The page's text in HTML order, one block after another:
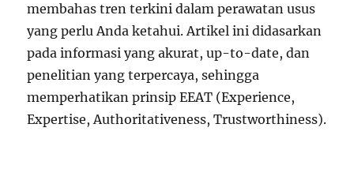
membahas tren terkini dalam perawatan usus
yang perlu Anda ketahui. Artikel ini didasarkan
pada informasi yang akurat, up-to-date, dan
penelitian yang terpercaya, sehingga
memperhatikan prinsip EEAT (Experience,
Expertise, Authoritativeness, Trustworthiness).